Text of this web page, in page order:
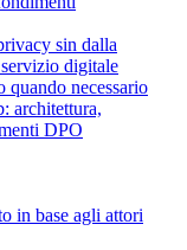
sin dalla
digitale
quando necessario
architettura,
DPO
in base agli attori